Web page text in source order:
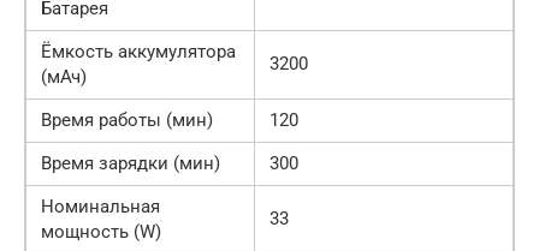
Батарея
Ёмкость аккумулятора
(мАч)
3200
Время работы (мин)
120
Время зарядки (мин)
300
Номинальная
мощность (W)
33